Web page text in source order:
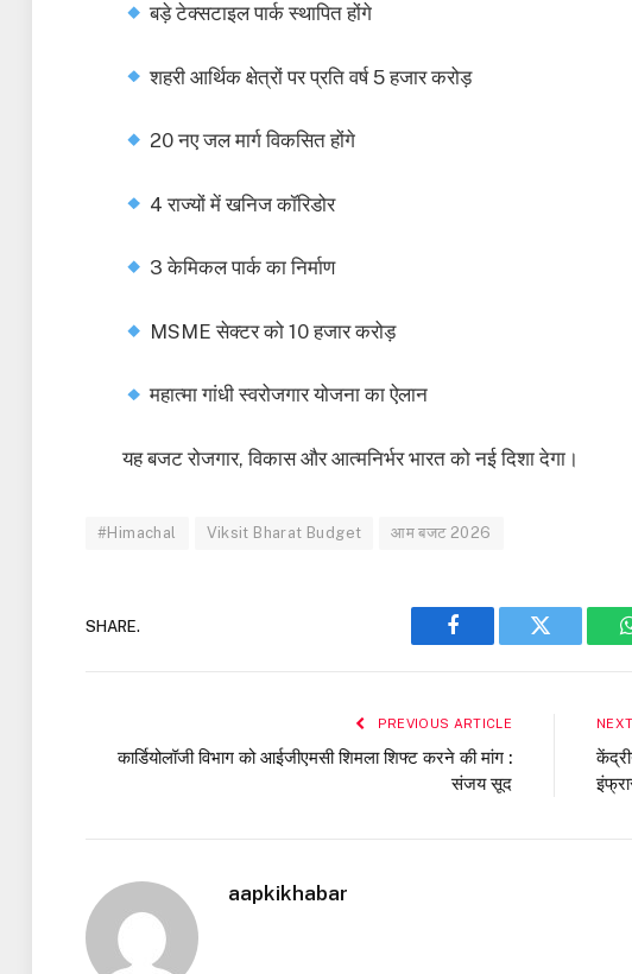
बड़े टेक्सटाइल पार्क स्थापित होंगे
शहरी आर्थिक क्षेत्रों पर प्रति वर्ष 5 हजार करोड़
20 नए जल मार्ग विकसित होंगे
4 राज्यों में खनिज कॉरिडोर
3 केमिकल पार्क का निर्माण
MSME सेक्टर को 10 हजार करोड़
महात्मा गांधी स्वरोजगार योजना का ऐलान
यह बजट रोजगार, विकास और आत्मनिर्भर भारत को नई दिशा देगा।
#Himachal Viksit Bharat Budget आम बजट 2026
SHARE.
Facebook Twitter
PREVIOUS ARTICLE
कार्डियोलॉजी विभाग को आईजीएमसी शिमला शिफ्ट करने की मांग :
संजय सूद
aapkikhabar